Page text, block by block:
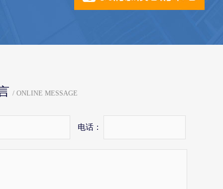
/ ONLINE MESSAGE
电话：